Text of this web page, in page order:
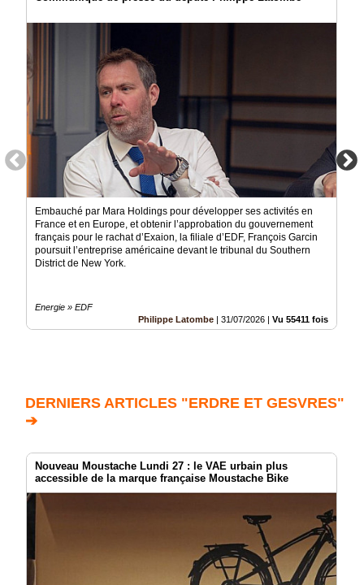
Embauché par Mara Holdings pour développer ses activités en
France et en Europe, et obtenir l’approbation du gouvernement
français pour le rachat d’Exaion, la filiale d’EDF, François Garcin
poursuit l’entreprise américaine devant le tribunal du Southern
District de New York.
Energie » EDF
Philippe Latombe | 31/07/2026 | Vu 55411 fois
DERNIERS ARTICLES "ERDRE ET GESVRES"
➔
Nouveau Moustache Lundi 27 : le VAE urbain plus
accessible de la marque française Moustache Bike